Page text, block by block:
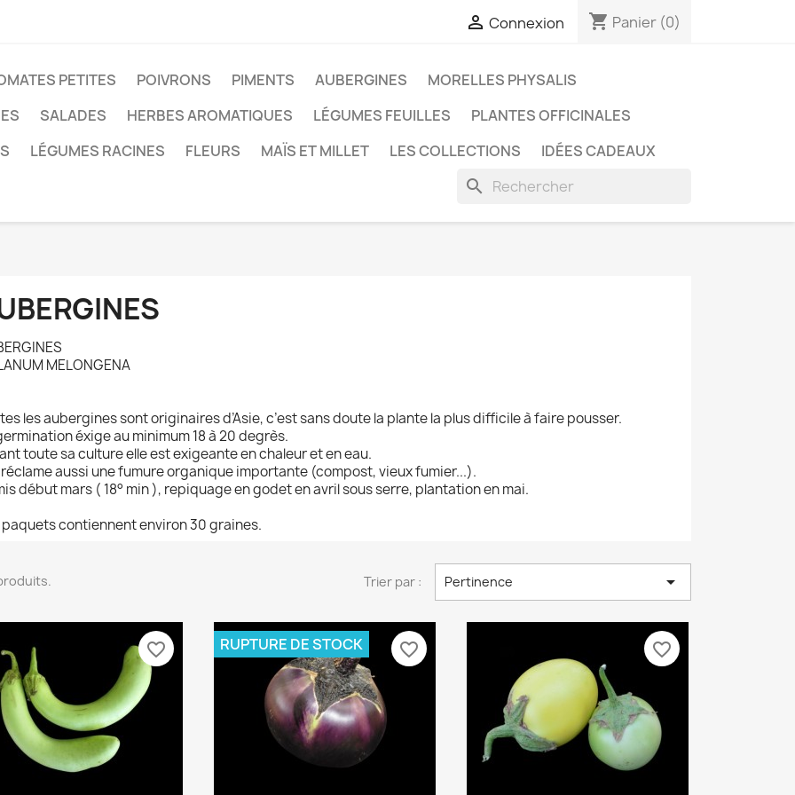
 Connexion shopping_cart Panier (0)
PETITES POIVRONS PIMENTS AUBERGINES
MORELLES PHYSALIS
SALADES HERBES AROMATIQUES LÉGUMES FEUILLES
PLANTES OFFICINALES
LÉGUMES RACINES FLEURS MAÏS ET MILLET LES COLLECTIONS IDÉES CADEAUX
search
MELONGENA
les aubergines sont originaires d’Asie, c’est sans doute la plante la plus difficile à faire pousser.
éxige au minimum 18 à 20 degrès.
toute sa culture elle est exigeante en chaleur et en eau.
réclame aussi une fumure organique importante (compost, vieux fumier...).
début mars ( 18° min ), repiquage en godet en avril sous serre, plantation en mai.
paquets contiennent environ 30 graines.
Trier par : Pertinence 
favorite_border RUPTURE DE STOCK favorite_border favorite_border